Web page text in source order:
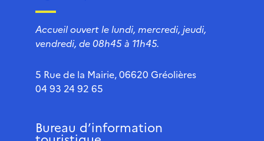
Accueil ouvert le lundi, mercredi, jeudi,
vendredi, de 08h45 à 11h45.
5 Rue de la Mairie, 06620 Gréolières
04 93 24 92 65
Bureau d’information